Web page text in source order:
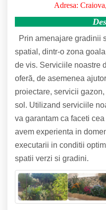
Adresa:
Prin amenajare gradinii
spatial, dintr-o zona
de vis. Serviciile noastre
oferă, de asemenea
proiectare, servicii
sol. Utilizand serviciile
va garantam ca faceti
avem experienta in
executarii in conditii
spatii verzi si gradini.